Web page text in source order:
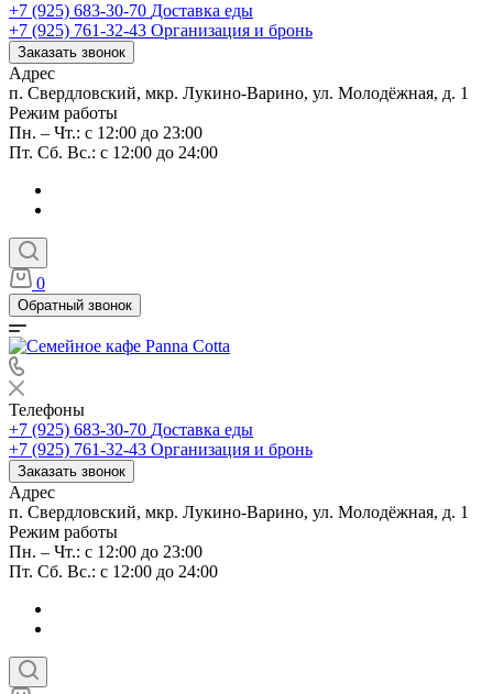
+7 (925) 683-30-70 Доставка еды
+7 (925) 761-32-43 Организация и бронь
Заказать звонок
Адрес
п. Свердловский, мкр. Лукино-Варино, ул. Молодёжная, д. 1
Режим работы
Пн. – Чт.: с 12:00 до 23:00
Пт. Сб. Вс.: с 12:00 до 24:00
0
Обратный звонок
Телефоны
+7 (925) 683-30-70 Доставка еды
+7 (925) 761-32-43 Организация и бронь
Заказать звонок
Адрес
п. Свердловский, мкр. Лукино-Варино, ул. Молодёжная, д. 1
Режим работы
Пн. – Чт.: с 12:00 до 23:00
Пт. Сб. Вс.: с 12:00 до 24:00